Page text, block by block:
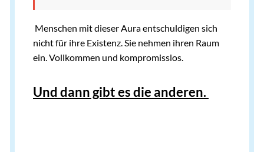
Menschen mit dieser Aura entschuldigen sich
nicht für ihre Existenz. Sie nehmen ihren Raum
ein. Vollkommen und kompromisslos.
Und dann gibt es die anderen.